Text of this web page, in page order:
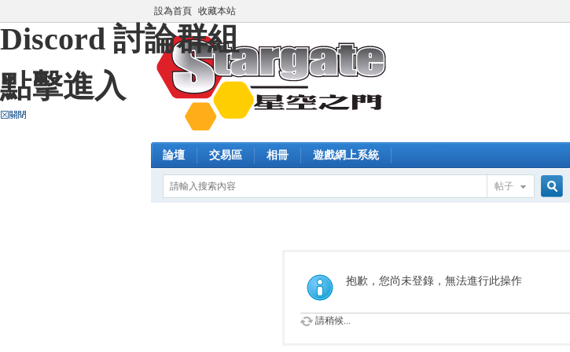
設為首頁 收藏本站
論壇 交易區 相冊 遊戲網上系統
帖子
抱歉，您尚未登錄，無法進行此操作
請稍候...
Discord 討論群組
點擊進入